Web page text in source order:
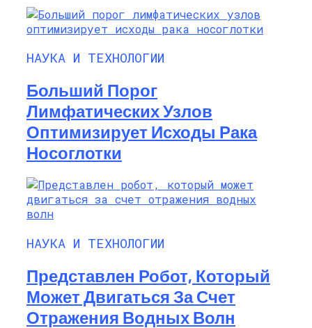
НАУКА И ТЕХНОЛОГИИ
Больший Порог
Лимфатических Узлов
Оптимизирует Исходы Рака
Носоглотки
НАУКА И ТЕХНОЛОГИИ
Представлен Робот, Который
Может Двигаться За Счет
Отражения Водных Волн